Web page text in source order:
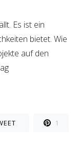
Es ist ein
bietet. Wie
auf den
1